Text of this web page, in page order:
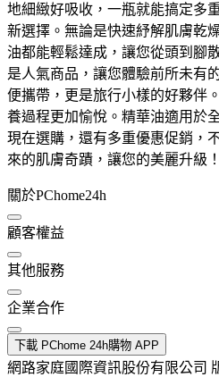
地細緻好吸收，一瓶就能搞定多
新選擇。無論是快速紓解肌膚乾
油都能輕鬆達成，讓您從頭到腳
是人氣商品，讓您體驗前所未有
便攜帶，更是旅行小樣的好夥伴
養過程更加愉悅。精華油適用於
現在選購，還有多重優惠促銷，
來的肌膚奇蹟，讓您的美麗升級！
關於PChome24h
顧客權益
其他服務
企業合作
下載 PChome 24h購物 APP
網路家庭國際資訊股份有限公司